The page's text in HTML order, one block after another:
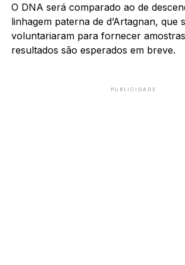
O DNA será comparado ao de
linhagem paterna de d’Artagnan, que
voluntariaram para fornecer
resultados são esperados em breve.
PUBLICIDADE